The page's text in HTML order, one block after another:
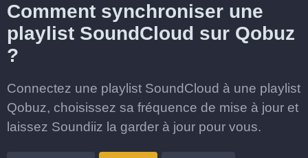
Comment synchroniser une
playlist SoundCloud sur Qobuz
?
Connectez une playlist SoundCloud à une playlist
Qobuz, choisissez sa fréquence de mise à jour et
laissez Soundiiz la garder à jour pour vous.